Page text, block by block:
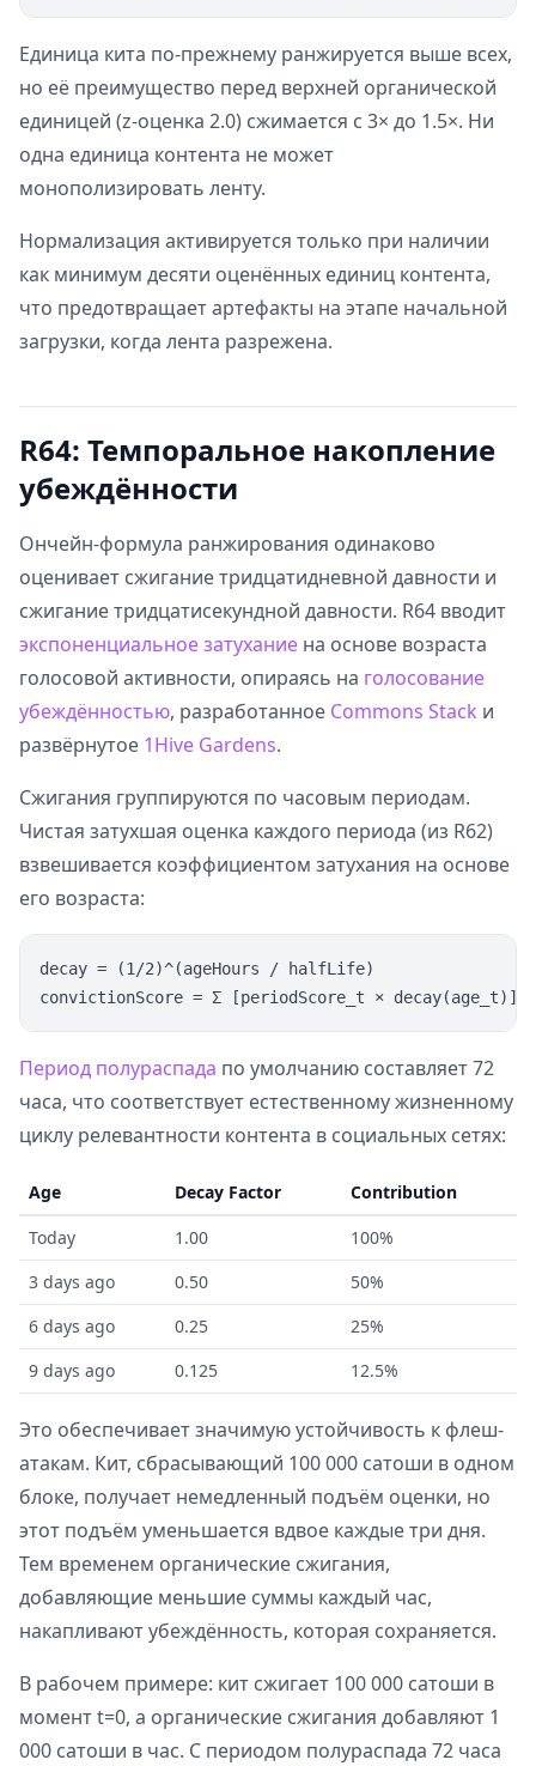
Единица кита по-прежнему ранжируется выше всех,
но её преимущество перед верхней органической
единицей (z-оценка 2.0) сжимается с 3× до 1.5×. Ни
одна единица контента не может
монополизировать ленту.
Нормализация активируется только при наличии
как минимум десяти оценённых единиц контента,
что предотвращает артефакты на этапе начальной
загрузки, когда лента разрежена.
R64: Темпоральное накопление
убеждённости
Ончейн-формула ранжирования одинаково
оценивает сжигание тридцатидневной давности и
сжигание тридцатисекундной давности. R64 вводит
экспоненциальное затухание на основе возраста
голосовой активности, опираясь на голосование
убеждённостью, разработанное Commons Stack и
развёрнутое 1Hive Gardens.
Сжигания группируются по часовым периодам.
Чистая затухшая оценка каждого периода (из R62)
взвешивается коэффициентом затухания на основе
его возраста:
decay = (1/2)^(ageHours / halfLife)
Период полураспада по умолчанию составляет 72
часа, что соответствует естественному жизненному
циклу релевантности контента в социальных сетях:
Age Decay Factor
Contribution
Today
1.00
100%
3 days ago
0.50
50%
6 days ago
0.25
25%
9 days ago
0.125 12.5%
Это обеспечивает значимую устойчивость к флеш-
атакам. Кит, сбрасывающий 100 000 сатоши в одном
блоке, получает немедленный подъём оценки, но
этот подъём уменьшается вдвое каждые три дня.
Тем временем органические сжигания,
добавляющие меньшие суммы каждый час,
накапливают убеждённость, которая сохраняется.
В рабочем примере: кит сжигает 100 000 сатоши в
момент t=0, а органические сжигания добавляют 1
000 сатоши в час. С периодом полураспада 72 часа